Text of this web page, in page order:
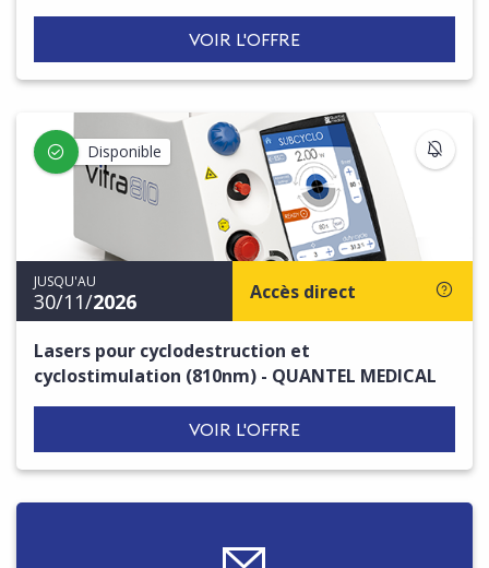
VOIR L'OFFRE
Disponible
JUSQU'AU
30/11/2026 Accès direct
Lasers pour cyclodestruction et
cyclostimulation (810nm) - QUANTEL MEDICAL
VOIR L'OFFRE